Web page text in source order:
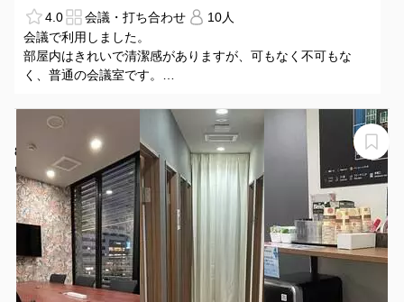
4.0 会議・打ち合わせ
10人
会議で利用しました。
部屋内はきれいで清潔感がありますが、可もなく不可もな
く、普通の会議室です。
がある
【錦糸町駅から徒歩1分】モニター・フリードリンク付き
8名会議室（Room B）※予約時間前は入室不可
いいオフィス錦糸町